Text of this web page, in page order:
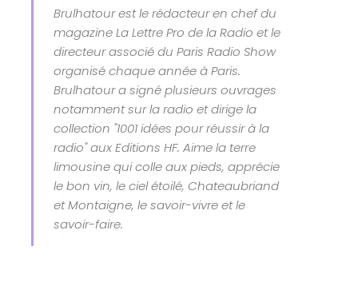
Brulhatour est le rédacteur en chef du
magazine La Lettre Pro de la Radio et le
directeur associé du Paris Radio Show
organisé chaque année à Paris.
Brulhatour a signé plusieurs ouvrages
notamment sur la radio et dirige la
collection "1001 idées pour réussir à la
radio" aux Editions HF. Aime la terre
limousine qui colle aux pieds, apprécie
le bon vin, le ciel étoilé, Chateaubriand
et Montaigne, le savoir-vivre et le
savoir-faire.